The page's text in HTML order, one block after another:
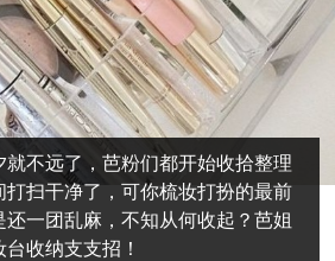
就不远了，芭粉们都开始收拾整理
打扫干净了，可你梳妆打扮的最前
一团乱麻，不知从何收起？芭姐
收纳支支招！